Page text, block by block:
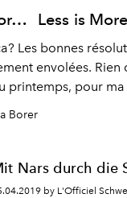
Less is More
Les bonnes
envolées. Rien
printemps, pour
la donne change
le retour
Borer
Nars durch die
by L'Officiel